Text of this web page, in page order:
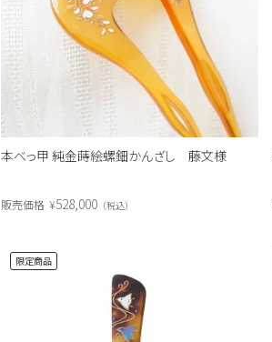
本べっ甲 純金蒔絵螺鈿かんざし 藤文様
販売価格 ¥528,000 税込
限定商品